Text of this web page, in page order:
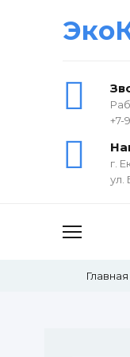
+7-
г.
ул.
Главная